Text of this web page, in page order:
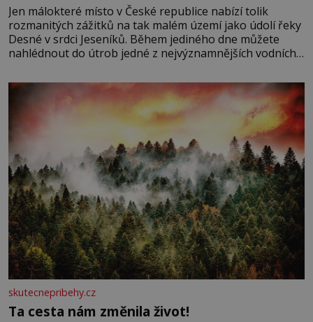
Jen málokteré místo v České republice nabízí tolik
rozmanitých zážitků na tak malém území jako údolí řeky
Desné v srdci Jeseníků. Během jediného dne můžete
nahlédnout do útrob jedné z nejvýznamnějších vodních
se na koloběžce a den zakončit poznáváním památek ve
Velkých Losinách nebo v termálním
skutecnepribehy.cz
Ta cesta nám změnila život!